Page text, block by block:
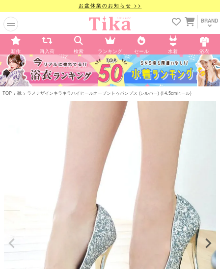
お盆休業のお知らせ >>
BRAND
新作 再入荷 検索 ランキング セール 水着 浴衣
TOP 靴 ラメデザインキラキラハイヒールオープントゥパンプス (シルバー) (14.5cmヒール)